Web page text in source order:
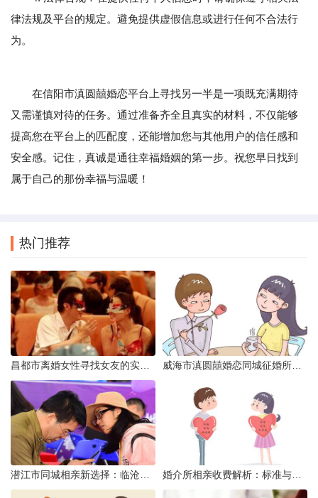
律法规及平台的规定。避免提供虚假信息或进行任何不合法行
为。
在信阳市滇圆囍婚恋平台上寻找另一半是一项既充满期待
又需谨慎对待的任务。通过准备齐全且真实的材料，不仅能够
提高您在平台上的匹配度，还能增加您与其他用户的信任感和
安全感。记住，真诚是通往幸福婚姻的第一步。祝您早日找到
属于自己的那份幸福与温暖！
热门推荐